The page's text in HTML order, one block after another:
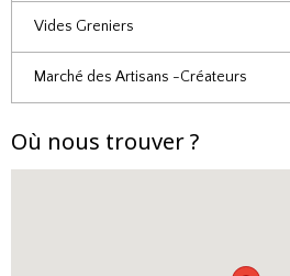
Vides Greniers
Marché des Artisans -Créateurs
Où nous trouver ?